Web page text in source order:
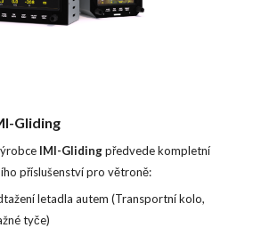
Gliding
IMI-Glidingpředvede kompletní
příslušenství pro větroně:
letadla autem (Transportní kolo,
tyče)